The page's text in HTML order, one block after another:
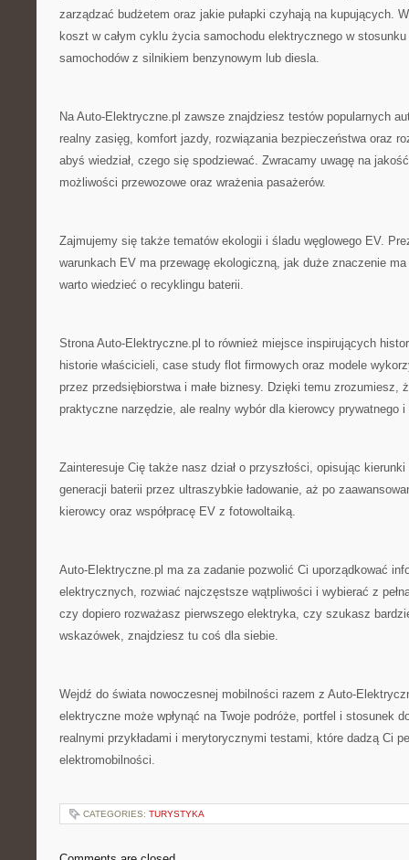
zarządzać budżetem oraz jakie pułapki czyhają na kupujących.
koszt w całym cyklu życia samochodu elektrycznego w
samochodów z silnikiem benzynowym lub diesla.
Na Auto-Elektryczne.pl zawsze znajdziesz testów popularnych
realny zasięg, komfort jazdy, rozwiązania bezpieczeństwa oraz
abyś wiedział, czego się spodziewać. Zwracamy uwagę na
możliwości przewozowe oraz wrażenia pasażerów.
Zajmujemy się także tematów ekologii i śladu węglowego EV.
warunkach EV ma przewagę ekologiczną, jak duże znaczenie
warto wiedzieć o recyklingu baterii.
Strona Auto-Elektryczne.pl to również miejsce inspirujących
historie właścicieli, case study flot firmowych oraz modele
przez przedsiębiorstwa i małe biznesy. Dzięki temu zrozumiesz,
praktyczne narzędzie, ale realny wybór dla kierowcy prywatnego i
Zainteresuje Cię także nasz dział o przyszłości, opisując
generacji baterii przez ultraszybkie ładowanie, aż po
kierowcy oraz współpracę EV z fotowoltaiką.
Auto-Elektryczne.pl ma za zadanie pozwolić Ci uporządkować
elektrycznych, rozwiać najczęstsze wątpliwości i wybierać z
czy dopiero rozważasz pierwszego elektryka, czy szukasz
wskazówek, znajdziesz tu coś dla siebie.
Wejdź do świata nowoczesnej mobilności razem z Auto-
elektryczne może wpłynąć na Twoje podróże, portfel i stosunek
realnymi przykładami i merytorycznymi testami, które dadzą Ci
elektromobilności.
CATEGORIES: TURYSTYKA